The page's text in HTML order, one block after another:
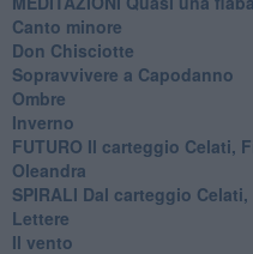
Canto minore
Don Chisciotte
Sopravvivere a Capodanno
Ombre
Inverno
FUTURO Il carteggio Celati,
Oleandra
SPIRALI Dal carteggio
Lettere
Il vento